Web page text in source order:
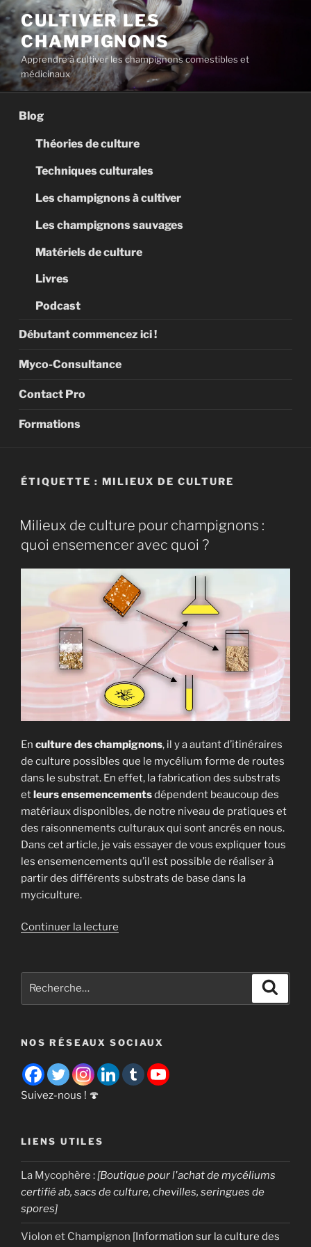
Aller
au
contenu
principal
CULTIVER LES
CHAMPIGNONS
Apprendre à cultiver les champignons comestibles et
médicinaux
Blog
Théories de culture
Techniques culturales
Les champignons à cultiver
Les champignons sauvages
Matériels de culture
Livres
Podcast
Débutant commencez ici !
Myco-Consultance
Contact Pro
Formations
ÉTIQUETTE : MILIEUX DE CULTURE
Milieux de culture pour champignons :
quoi ensemencer avec quoi ?
En culture des champignons, il y a autant d’itinéraires
de culture possibles que le mycélium forme de routes
dans le substrat. En effet, la fabrication des substrats
etleurs ensemencementsdépendent beaucoup des
matériaux disponibles, de notre niveau de pratiques et
des raisonnements culturaux qui sont ancrés en nous.
Dans cet article, je vais essayer de vous expliquer tous
les ensemencements qu’il est possible de réaliser à
partir des différents substrats de base dans la
myciculture.
Continuer la lecture
culture
quoi
avec
NOS RÉSEAUX SOCIAUX
Suivez-nous ! 🍄
LIENS UTILES
La Mycophère :[Boutique pour l'achat de mycéliums
certifié ab, sacs de culture, chevilles, seringues de
spores]
Violon et Champignon [Information sur la culture des